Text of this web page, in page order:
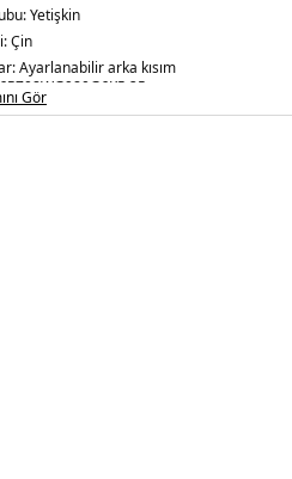
Yetişkin
Çin
Ayarlanabilir arka kısım
Gör